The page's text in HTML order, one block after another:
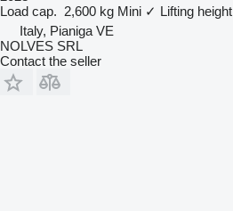
Load cap. 2,600 kg Mini ✓ Lifting height
Italy, Pianiga VE
NOLVES SRL
Contact the seller